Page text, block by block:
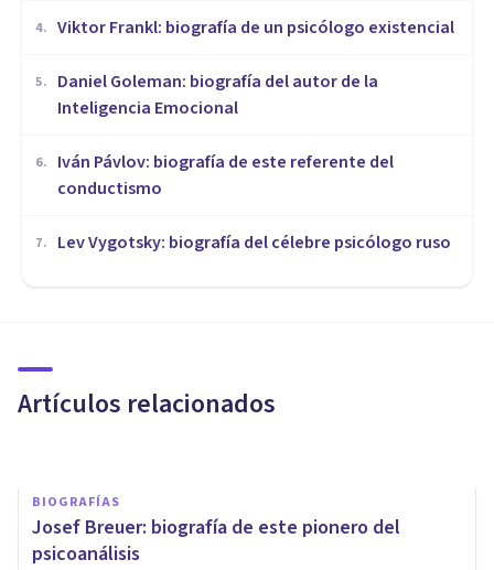
4. Viktor Frankl: biografía de un psicólogo existencial
5.
Daniel Goleman: biografía del autor de la
Inteligencia Emocional
6.
Iván Pávlov: biografía de este referente del
conductismo
7. Lev Vygotsky: biografía del célebre psicólogo ruso
Artículos relacionados
​Anna Freud: biografía y obra
Freud
BIOGRAFÍAS
Josef Breuer: biografía de este pionero del
psicoanálisis